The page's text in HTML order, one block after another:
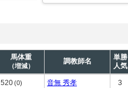
馬体重
（増減）
調教師名
単勝
人気
520(0) 音無 秀孝 3